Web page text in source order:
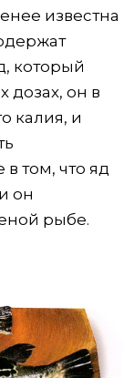
известна
который
дозах, он в
калия, и
том, что яд
он
рыбе.